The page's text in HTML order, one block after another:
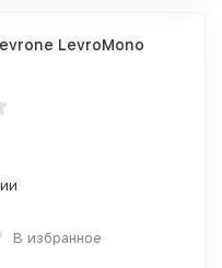
LevroMono
В избранное